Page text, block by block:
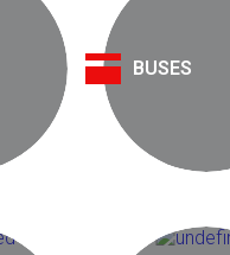
BUSES